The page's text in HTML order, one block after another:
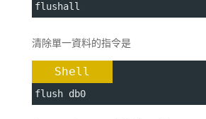
flushall
清除單一資料的指令是
Shell
flush db0